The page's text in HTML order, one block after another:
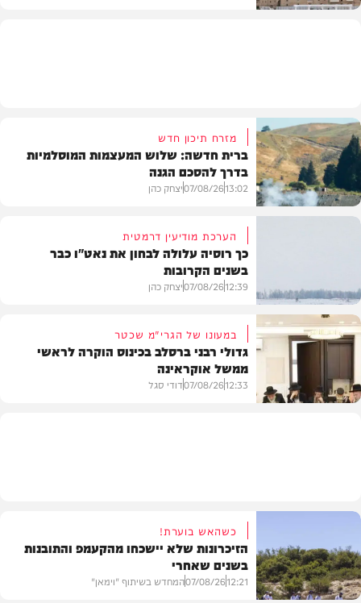
מזרח תיכון חדש
ברית חדשה: שלוש המעצמות המוסלמיות
בדרך להסכם הגנה
13:02
07/08/26יצחק כהן
הערכת מודיעין דרמטית
כך רוסיה עלולה לבחון את נאט"ו כבר
בשנים הקרובות
12:39
07/08/26יצחק כהן
במעונו של הגרי"מ שכטר
גדולי רבני ברסלב בכינוס הוקרה לראשי
ממשל אוקראינה
12:33
07/08/26דודי סגל
כשהאש בוערת!
הזיכרונות שלא יישכחו מהקעמפ והתובנות
בשנים שאחרי
12:21
07/08/26המחדש בשיתוף "וימאן"